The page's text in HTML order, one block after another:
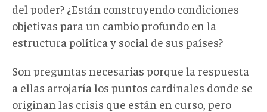
del poder? ¿Están construyendo condiciones
objetivas para un cambio profundo en la
estructura política y social de sus países?
Son preguntas necesarias porque la respuesta
a ellas arrojaría los puntos cardinales donde se
originan las crisis que están en curso, pero